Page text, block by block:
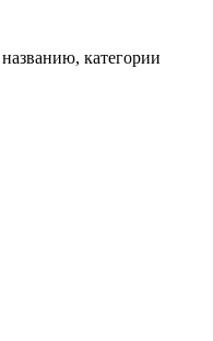
категории